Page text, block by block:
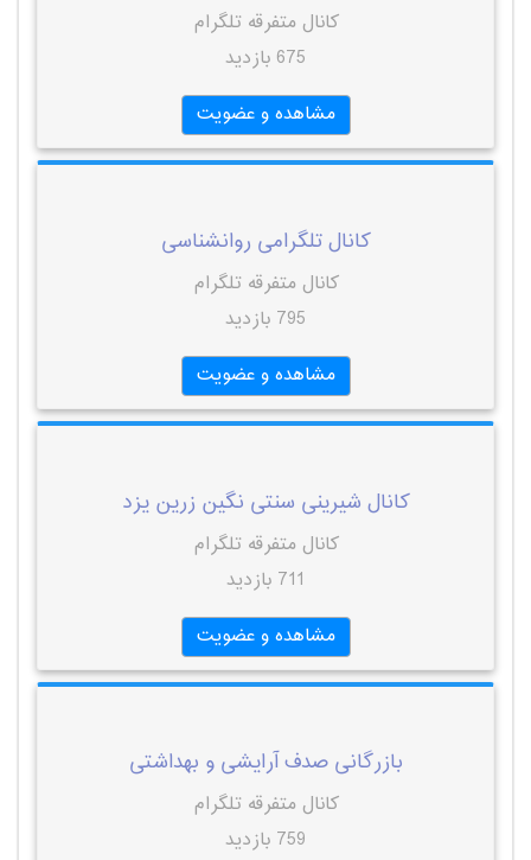
کانال متفرقه تلگرام
675 بازدید
مشاهده و عضویت
کانال تلگرامی روانشناسی
کانال متفرقه تلگرام
795 بازدید
مشاهده و عضویت
کانال شیرینی سنتی نگین زرین یزد
کانال متفرقه تلگرام
711 بازدید
مشاهده و عضویت
بازرگانی صدف آرایشی و بهداشتی
کانال متفرقه تلگرام
759 بازدید